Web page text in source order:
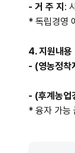
- 거 주 지 :
* 독립경영
4. 지원내용
- (영농정착
- (후계농업
* 융자 가능